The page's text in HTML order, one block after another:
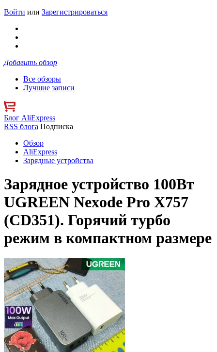
Войти или Зарегистрироваться
Добавить обзор
Все обзоры
Лучшие записи
Блог AliExpress
RSS блога Подписка
Обзор
AliExpress
Зарядные устройства
Зарядное устройство 100Вт
UGREEN Nexode Pro X757
(CD351). Горячий турбо
режим в компактном размере